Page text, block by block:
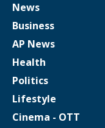
News
Business
AP News
Health
Politics
Lifestyle
Cinema - OTT